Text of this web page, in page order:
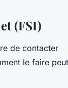
(FSI)
de contacter
le faire peut